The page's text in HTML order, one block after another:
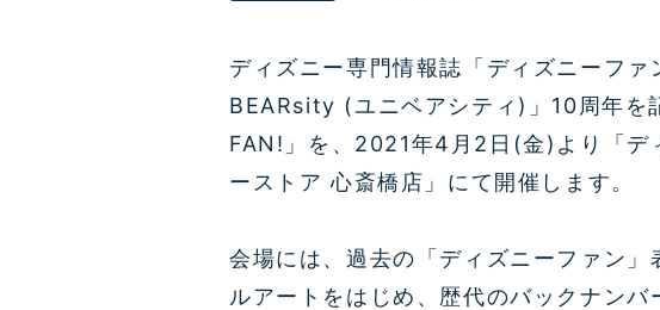
ディズニー専門情報誌「ディズニーフ
BEARsity (ユニベアシティ)」10周年
FAN!」を、2021年4月2日(金)より「デ
ーストア 心斎橋店」にて開催します。
会場には、過去の「ディズニーファン
ルアートをはじめ、歴代のバックナン